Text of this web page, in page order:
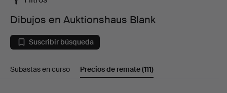
Dibujos
en
Auktionshaus
Blank
Dibujos en Auktionshaus Blank
Suscribir búsqueda
Subastas en curso Precios de remate(111)